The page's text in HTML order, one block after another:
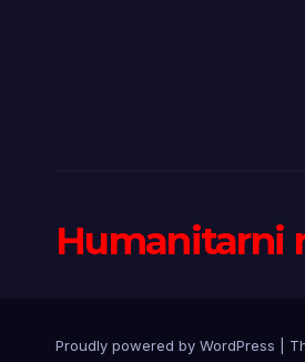
Humanitarni
Proudly powered by WordPress